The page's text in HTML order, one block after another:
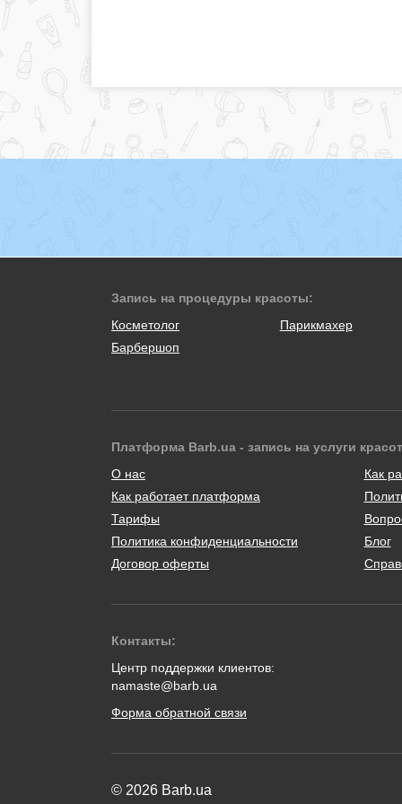
Запись на процедуры красоты:
Косметолог
Парикмахер
Барбершоп
Платформа Barb.ua - запись на услуги
О нас
Как работает платформа
Тарифы
Политика конфиденциальности
Договор оферты
Как
Блог
Контакты:
Центр поддержки клиентов:
namaste@barb.ua
Форма обратной связи
© 2026 Barb.ua